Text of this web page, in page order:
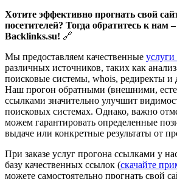
Хотите эффективно прогнать свой
посетителей? Тогда обратитесь к нам
Backlinks.su! 🔗
Мы предоставляем качественные
различных источников, таких как
поисковые системы, whois, редиректы и
Наш прогон обратными (внешними,
ссылками значительно улучшит
поисковых системах. Однако, важно
можем гарантировать определенные
выдаче или конкретные результаты от
При заказе услуг прогона ссылками у
базу качественных ссылок (скачайте
можете самостоятельно прогнать свой